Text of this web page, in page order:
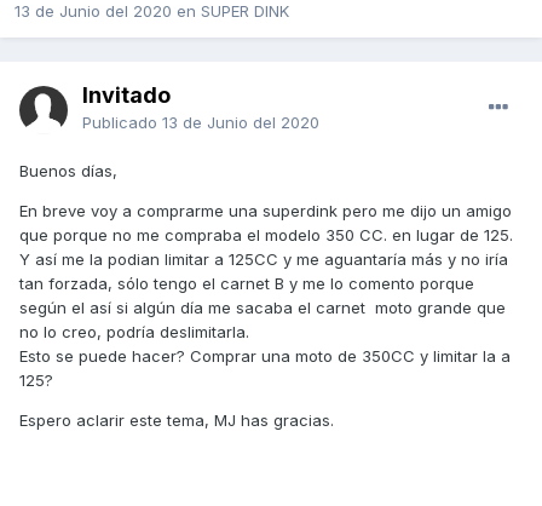
13 de Junio del 2020 en SUPER DINK
Invitado
Publicado 13 de Junio del 2020
Buenos días,
En breve voy a comprarme una superdink pero me dijo un amigo
que porque no me compraba el modelo 350 CC. en lugar de 125.
Y así me la podian limitar a 125CC y me aguantaría más y no iría
tan forzada, sólo tengo el carnet B y me lo comento porque
según el así si algún día me sacaba el carnet moto grande que
no lo creo, podría deslimitarla.
Esto se puede hacer? Comprar una moto de 350CC y limitar la a
125?
Espero aclarir este tema, MJ has gracias.